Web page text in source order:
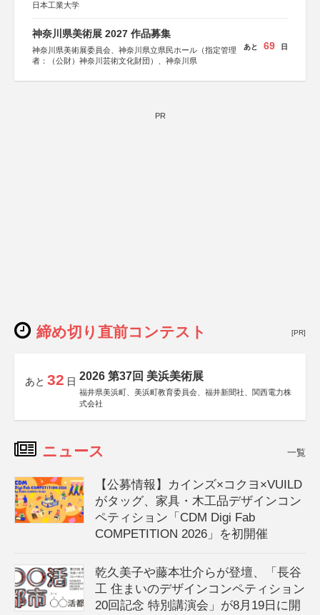
日本工業大学
神奈川県美術展 2027 作品募集
神奈川県美術展委員会、神奈川県立県民ホール（指定管理
者：（公財）神奈川芸術文化財団）、神奈川県
あと 69 日
PR
締め切り直前コンテスト [PR]
あと 32 日 2026 第37回 美浜美術展
福井県美浜町、美浜町教育委員会、福井新聞社、関西電力株
式会社
ニュース 一覧
【公募情報】カインズ×コクヨ×VUILD
がタッグ、家具・木工品デザインコン
ペティション「CDM Digi Fab
COMPETITION 2026」を初開催
乾久美子や藤本壮介らが登壇、「長谷
工 住まいのデザインコンペティション
20回記念 特別講演会」が8月19日に開